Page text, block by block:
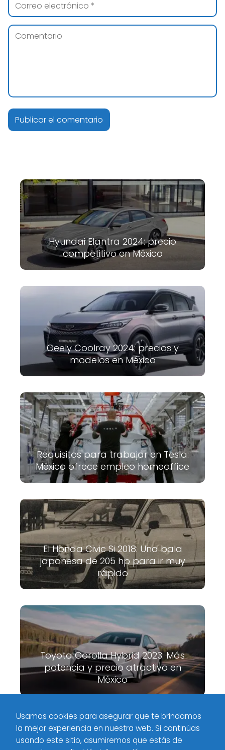
Hyundai Elantra 2024: precio
competitivo en México
Geely Coolray 2024: precios y
modelos en México
Requisitos para trabajar en Tesla:
México ofrece empleo homeoffice
El Honda Civic Si 2018: Una bala
japonesa de 205 hp para ir muy
rápido
Toyota Corolla Hybrid 2023: Más
potencia y precio atractivo en
México
Meximotores Jeep
Llegada confirmada: Jeep Grand
Cherokee Hellcat
Usamos cookies para asegurar que te brindamos
la mejor experiencia en nuestra web. Si continúas
usando este sitio, asumiremos que estás de